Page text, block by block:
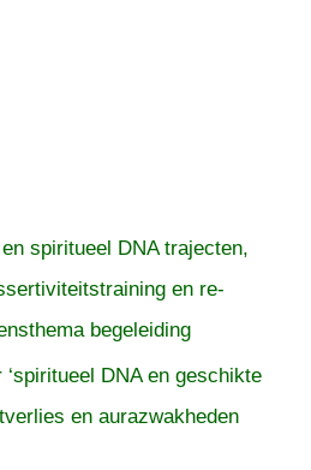
spiritueel DNA trajecten,
en re-
begeleiding
DNA en geschikte
en aurazwakheden